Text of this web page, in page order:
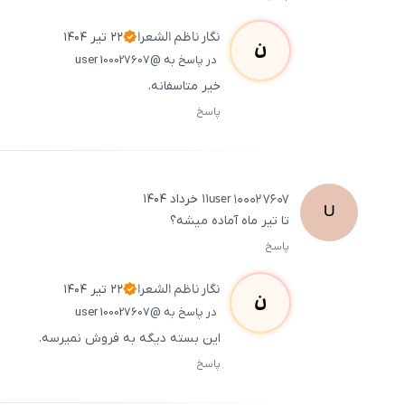
ن نگارناظم الشعرا ۲۲ تیر ۱۴۰۴
در پاسخ به @user 100027607
خیر متاسفانه.
پاسخ
U
user100027607
۱۱ خرداد ۱۴۰۴
تا تیر ماه آماده میشه؟
پاسخ
ن نگارناظم الشعرا ۲۲ تیر ۱۴۰۴
در پاسخ به @user 100027607
این بسته دیگه به فروش نمیرسه.
پاسخ